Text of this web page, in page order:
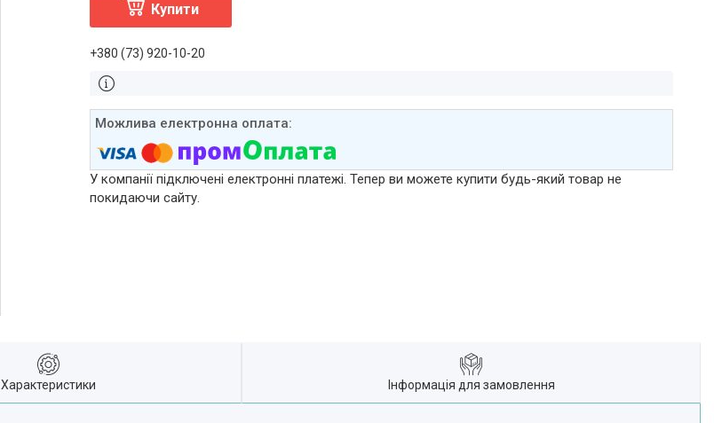
Купити
+380 (73) 920-10-20
У компанії підключені електронні платежі. Тепер ви можете купити будь-який товар не
покидаючи сайту.
Характеристики Інформація для замовлення